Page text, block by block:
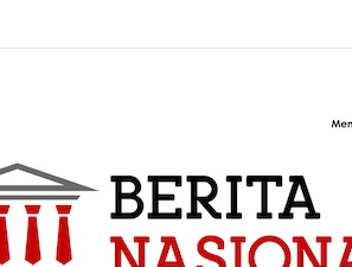
Pentingnya Budaya Lokal